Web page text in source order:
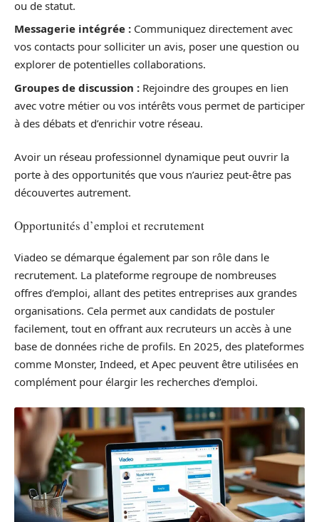
ou de statut.
Messagerie intégrée : Communiquez directement avec
vos contacts pour solliciter un avis, poser une question ou
explorer de potentielles collaborations.
Groupes de discussion : Rejoindre des groupes en lien
avec votre métier ou vos intérêts vous permet de participer
à des débats et d’enrichir votre réseau.
Avoir un réseau professionnel dynamique peut ouvrir la
porte à des opportunités que vous n’auriez peut-être pas
découvertes autrement.
Opportunités d’emploi et recrutement
Viadeo se démarque également par son rôle dans le
recrutement. La plateforme regroupe de nombreuses
offres d’emploi, allant des petites entreprises aux grandes
organisations. Cela permet aux candidats de postuler
facilement, tout en offrant aux recruteurs un accès à une
base de données riche de profils. En 2025, des plateformes
comme Monster, Indeed, et Apec peuvent être utilisées en
complément pour élargir les recherches d’emploi.